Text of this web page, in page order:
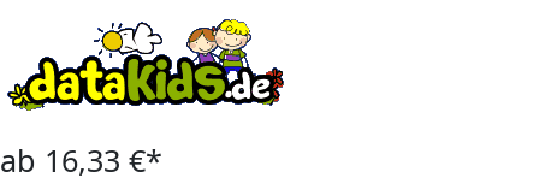
ab 16,33 €*